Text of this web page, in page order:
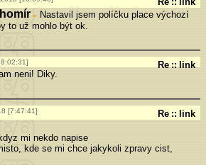
»
Nastavil jsem políčku place výchozí
to už mohlo být ok.
Re :: link
neni! Diky.
[7:47:41] Re :: link
mi nekdo napise
kde se mi chce jakykoli zpravy cist,